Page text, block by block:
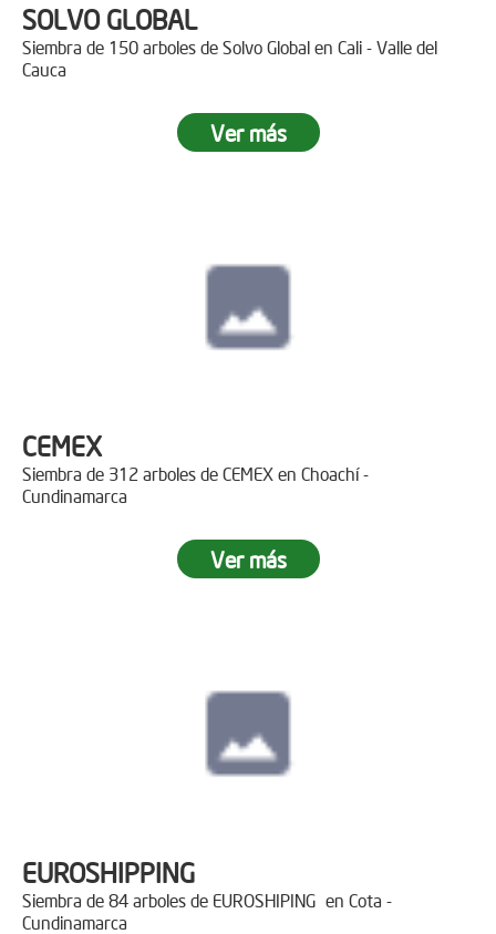
SOLVO GLOBAL
Siembra de 150 arboles de Solvo Global en Cali - Valle del
Cauca
Ver más
CEMEX
Siembra de 312 arboles de CEMEX en Choachí -
Cundinamarca
Ver más
EUROSHIPPING
Siembra de 84 arboles de EUROSHIPING en Cota -
Cundinamarca